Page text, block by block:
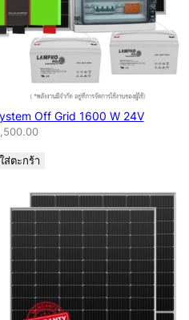
Off Grid 1600 W 24V
ส่ตะกร้า